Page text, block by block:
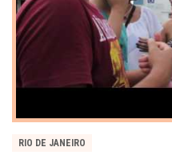
RIO DE JANEIRO